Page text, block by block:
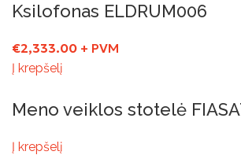
Ksilofonas ELDRUM006
€2,333.00 + PVM
Į krepšelį
Meno veiklos stotelė
Į krepšelį